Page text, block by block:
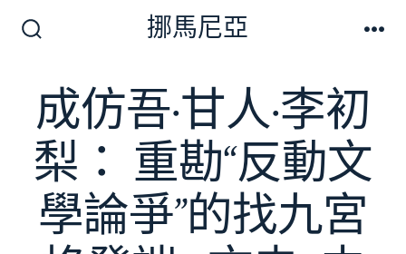
換
開
關
挪馬尼亞
成仿吾·甘人·李初
梨： 重勘“反動文
學論爭”的找九宮